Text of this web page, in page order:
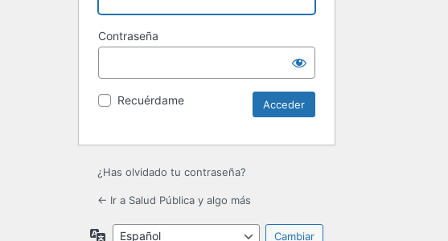
Contraseña
Recuérdame
¿Has olvidado tu contraseña?
← Ir a Salud Pública y algo más
Idioma